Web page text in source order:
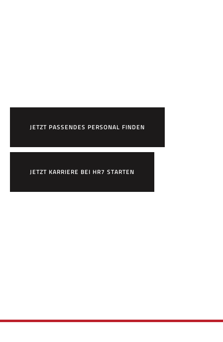
JETZT PASSENDES PERSONAL FINDEN
JETZT KARRIERE BEI HR7 STARTEN
×